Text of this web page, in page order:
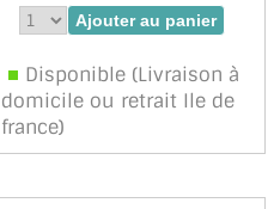
Marque : NNPP Service
Miroiterie - Référence :
Disponible (Livraison à
domicile ou retrait Ile de
france)